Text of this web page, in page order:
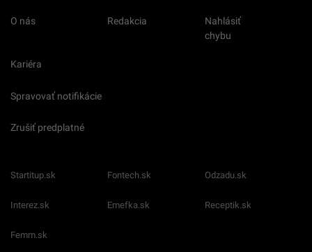
O nás Redakcia
Nahlásiť
chybu
Kariéra
Spravovať notifikácie
Zrušiť predplatné
Startitup.sk Fontech.sk Odzadu.sk
Interez.sk Emefka.sk Receptik.sk
Femm.sk